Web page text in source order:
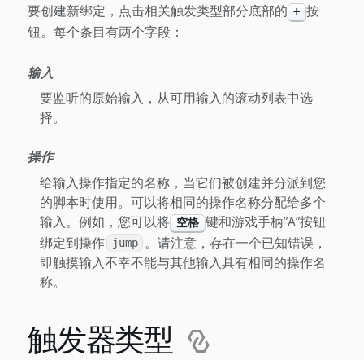
要创建新绑定，点击相关触发类型部分底部的 + 按
钮。每个条目有两个字段：
输入
要监听的原始输入，从可用输入的滚动列表中选
择。
操作
给输入操作指定的名称，当它们被创建并分派到您
的脚本时使用。可以将相同的操作名称分配给多个
输入。例如，您可以将 空格 键和游戏手柄”A”按钮
绑定到操作
jump 。请注意，存在一个已知错误，
即触摸输入不幸不能与其他输入具有相同的操作名
称。
触发器类型